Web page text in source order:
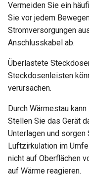
Vermeiden Sie ein
Sie vor jedem
Stromversorgungen
Anschlusskabel ab.
Überlastete
Steckdosenleisten
verursachen.
Durch Wärmestau
Stellen Sie das Gerät
Unterlagen und
Luftzirkulation im
nicht auf Oberflächen
auf Wärme reagieren.